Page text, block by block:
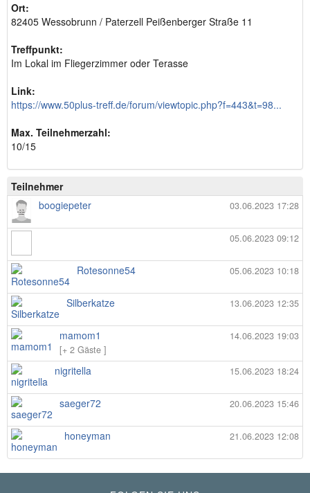
Ort:
82405 Wessobrunn / Paterzell Peißenberger Straße 11
Treffpunkt:
Im Lokal im Fliegerzimmer oder Terasse
Link:
https://www.50plus-treff.de/forum/viewtopic.php?f=443&t=98...
Max. Teilnehmerzahl:
10/15
Teilnehmer
03.06.2023 17:28
boogiepeter
05.06.2023 09:12
05.06.2023 10:18
Rotesonne54
13.06.2023 12:35
Silberkatze
14.06.2023 19:03
mamom1
[+ 2 Gäste ]
15.06.2023 18:24
nigritella
20.06.2023 15:46
saeger72
21.06.2023 12:08
honeyman